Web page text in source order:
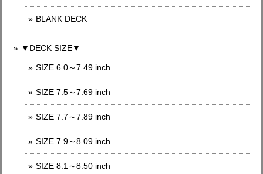
BLANK DECK
▼DECK SIZE▼
SIZE 6.0～7.49 inch
SIZE 7.5～7.69 inch
SIZE 7.7～7.89 inch
SIZE 7.9～8.09 inch
SIZE 8.1～8.50 inch